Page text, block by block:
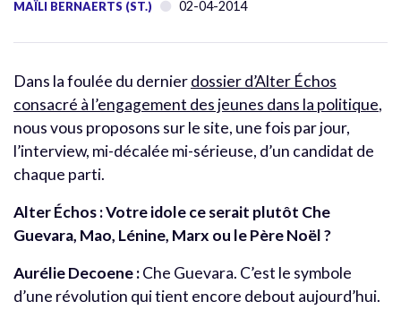
MAÏLI BERNAERTS (ST.) 02-04-2014
Dans la foulée du dernierdossier d’Alter Échos
consacré à l’engagement des jeunes dans la politique,
nous vous proposons sur le site, une fois par jour,
l’interview, mi-décalée mi-sérieuse, d’un candidat de
chaque parti.
Alter Échos : Votre idole ce serait plutôt Che
Guevara, Mao, Lénine, Marx ou le Père Noël ?
Aurélie Decoene :Che Guevara. C’est le symbole
d’une révolution qui tient encore debout aujourd’hui.